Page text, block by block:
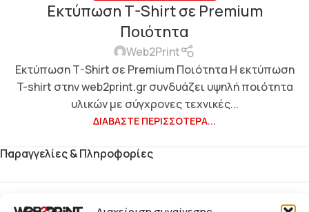
Εκτύπωση T-Shirt σε Premium
Ποιότητα
Web2Print
Εκτύπωση T-Shirt σε Premium Ποιότητα Η εκτύπωση
T-shirt στην web2print.gr συνδυάζει υψηλή ποιότητα
υλικών με σύγχρονες τεχνικές...
ΔΙΑΒΆΣΤΕ ΠΕΡΙΣΣΌΤΕΡΑ...
Παραγγελίες & Πληροφορίες